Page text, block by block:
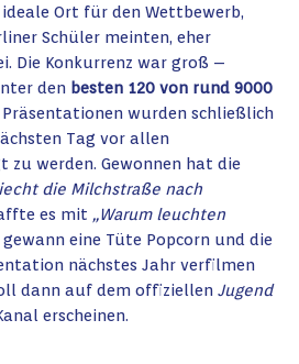
Ort für den Wettbewerb,
Schüler meinten, eher
Die Konkurrenz war groß –
den besten 120 von rund 9000
Präsentationen wurden schließlich
Tag vor allen
zu werden. Gewonnen hat die
die Milchstraße nach
es mit „Warum leuchten
gewann eine Tüte Popcorn und die
nächstes Jahr verfilmen
dann auf dem offiziellen Jugend
erscheinen.